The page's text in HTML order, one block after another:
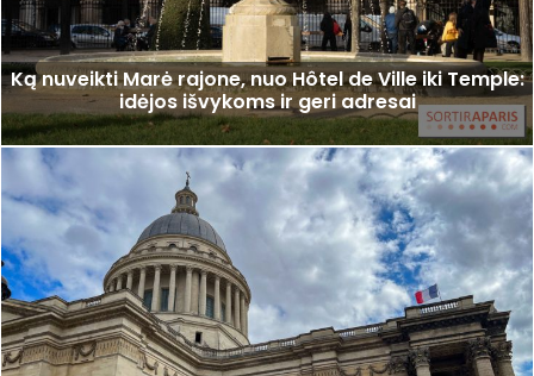
Ką nuveikti Marė rajone, nuo Hôtel de Ville iki Temple:
idėjos išvykoms ir geri adresai